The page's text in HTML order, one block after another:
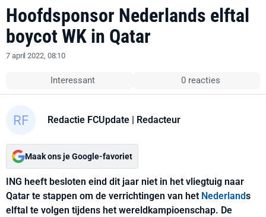
Hoofdsponsor Nederlands elftal
boycot WK in Qatar
7 april 2022, 08:10
Interessant 0 reacties
Redactie FCUpdate | Redacteur
Maak ons je Google-favoriet
ING heeft besloten eind dit jaar niet in het vliegtuig naar
Qatar te stappen om de verrichtingen van het Nederlands
elftal te volgen tijdens het wereldkampioenschap. De